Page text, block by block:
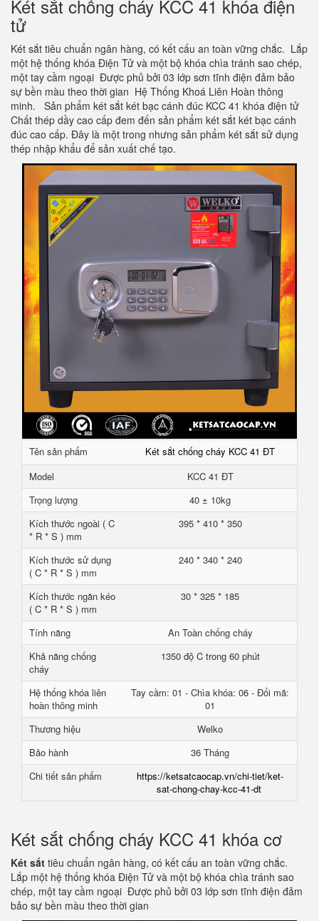
Két sắt chống cháy KCC 41 khóa điện
tử
Két sắt tiêu chuẩn ngân hàng, có kết cấu an toàn vững chắc. Lắp
một hệ thống khóa Điện Tử và một bộ khóa chìa tránh sao chép,
một tay cầm ngoại Được phủ bởi 03 lớp sơn tĩnh điện đảm bảo
sự bền màu theo thời gian Hệ Thống Khoá Liên Hoàn thông
minh. Sản phẩm két sắt két bạc cánh đúc KCC 41 khóa điện tử
Chất thép dầy cao cấp đem đến sản phẩm két sắt két bạc cánh
đúc cao cấp. Đây là một trong nhưng sản phẩm két sắt sử dụng
thép nhập khẩu để sản xuất chế tạo.
Tên sản phẩm
Két sắt chống cháy KCC 41 ĐT
Model
KCC 41 ĐT
Trọng lượng
40 ± 10kg
Kích thước ngoài ( C
* R * S ) mm
395 * 410 * 350
Kích thước sử dụng
( C * R * S ) mm
240 * 340 * 240
Kích thước ngăn kéo
( C * R * S ) mm
30 * 325 * 185
Tính năng
An Toàn chống cháy
Khả năng chống
cháy
1350 độ C trong 60 phút
Hệ thống khóa liên
hoàn thông minh
Tay cầm: 01 - Chìa khóa: 06 - Đổi mã:
01
Thương hiệu
Welko
Bảo hành
36 Tháng
Chi tiết sản phẩm
https://ketsatcaocap.vn/chi-tiet/ket-
sat-chong-chay-kcc-41-dt
Két sắt chống cháy KCC 41 khóa cơ
Két sắt tiêu chuẩn ngân hàng, có kết cấu an toàn vững chắc.
Lắp một hệ thống khóa Điện Tử và một bộ khóa chìa tránh sao
chép, một tay cầm ngoại Được phủ bởi 03 lớp sơn tĩnh điện đảm
bảo sự bền màu theo thời gian